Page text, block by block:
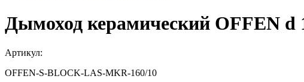
Дымоход керамический OFFEN
Артикул:
OFFEN-S-BLOCK-LAS-MKR-160/10